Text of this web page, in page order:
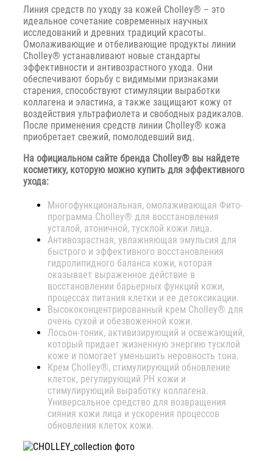
Линия средств по уходу за кожей Cholley® – это
идеальное сочетание современных научных
исследований и древних традиций красоты.
Омолаживающие и отбеливающие продукты линии
Cholley® устанавливают новые стандарты
эффективности и антивозрастного ухода. Они
обеспечивают борьбу с видимыми признаками
старения, способствуют стимуляции выработки
коллагена и эластина, а также защищают кожу от
воздействия ультрафиолета и свободных радикалов.
После применения средств линии Cholley® кожа
приобретает свежий, помолодевший вид.
На официальном сайте бренда Cholley® вы найдете
косметику, которую можно купить для эффективного
ухода:
Многофункциональная, омолаживающая Фито-
программа Cholley® для восстановления
усталой, атоничной, тусклой кожи лица.
Антивозрастная, увлажняющая эмульсия для
быстрого и эффективного восстановления
гидролипидного баланса кожи, которая
оказывает выраженное действие в
восстановлении барьерных функций кожи,
процессах питания клетки и ее детоксикации.
Высококонцентрированный крем Cholley® для
очень сухой и обезвоженной кожи.
Лосьон-тоник, активизирующий и освежающий,
который придает жизненную энергию тусклой
коже и помогает уменьшить неровность тона.
Крем Cholley®, стимулирующий обновление
клеток, регулирующий РН кожи и
стимулирующий выработку коллагена.
Универсальное средство для возвращения
сияния кожи лица и ускорения процессов
обновления клеток кожи.